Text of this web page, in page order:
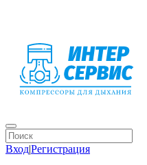
Вход|Регистрация